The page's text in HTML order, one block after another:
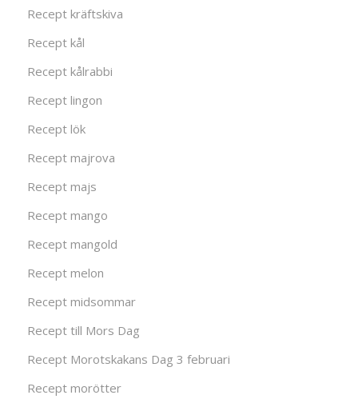
Recept kräftskiva
Recept kål
Recept kålrabbi
Recept lingon
Recept lök
Recept majrova
Recept majs
Recept mango
Recept mangold
Recept melon
Recept midsommar
Recept till Mors Dag
Recept Morotskakans Dag 3 februari
Recept morötter